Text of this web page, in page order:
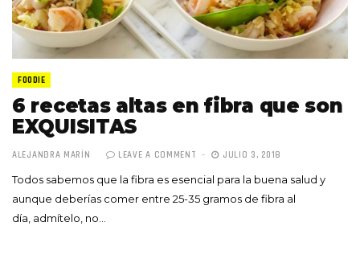
FOODIE
6 recetas altas en fibra que son
EXQUISITAS
ALEJANDRA MARÍN LEAVE A COMMENT JULIO 3, 2018
Todos sabemos que la fibra es esencial para la buena salud y
aunque deberías comer entre 25-35 gramos de fibra al
día, admítelo, no…